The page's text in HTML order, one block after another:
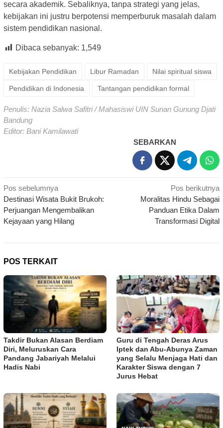
secara akademik. Sebaliknya, tanpa strategi yang jelas,
kebijakan ini justru berpotensi memperburuk masalah dalam
sistem pendidikan nasional.
Dibaca sebanyak: 1,549
Kebijakan Pendidikan Libur Ramadan Nilai spiritual siswa
Pendidikan di Indonesia Tantangan pendidikan formal
Penulis: Nazia Salwa Safitri / Mahasiswi UIN Sunan Gunung Djati
Bandung
Editor: Bani Kamilawati
SEBARKAN
Navigasi
pos
Pos sebelumnya
Destinasi Wisata Bukit Brukoh:
Perjuangan Mengembalikan
Kejayaan yang Hilang
Pos berikutnya
Moralitas Hindu Sebagai
Panduan Etika Dalam
Transformasi Digital
POS TERKAIT
Takdir Bukan Alasan Berdiam
Diri, Meluruskan Cara
Pandang Jabariyah Melalui
Hadis Nabi
Guru di Tengah Deras Arus
Iptek dan Abu-Abunya Zaman
yang Selalu Menjaga Hati dan
Karakter Siswa dengan 7
Jurus Hebat